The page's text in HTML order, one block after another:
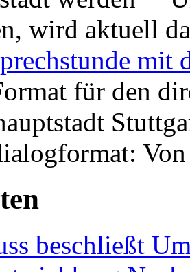
wird aktuell
mit
für den
beschließt